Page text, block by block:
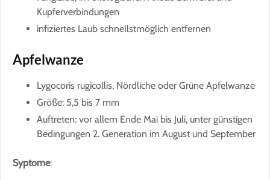
Kupferverbindungen
infiziertes Laub schnellstmöglich entfernen
Apfelwanze
Lygocoris rugicollis, Nördliche oder Grüne Apfelwanze
Größe: 5,5 bis 7 mm
Auftreten: vor allem Ende Mai bis Juli, unter günstigen
Bedingungen 2. Generation im August und September
Syptome: